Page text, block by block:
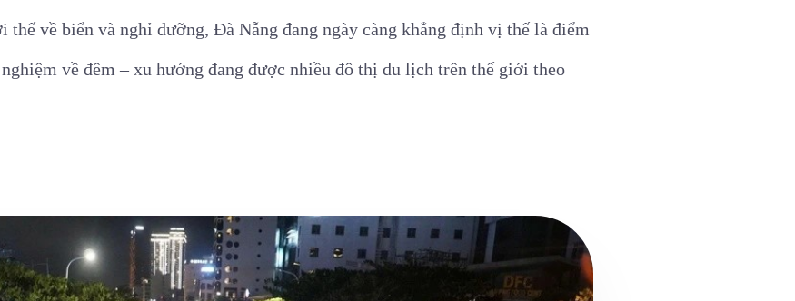
thế về biển và nghỉ dưỡng, Đà Nẵng đang ngày càng khẳng định vị thế là điểm
về đêm – xu hướng đang được nhiều đô thị du lịch trên thế giới theo